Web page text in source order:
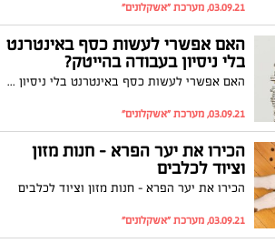
03.09.21, מערכת "אשקלונים"
האם אפשרי לעשות כסף באינטרנט
בלי ניסיון בעבודה בהייטק?
האם אפשרי לעשות כסף באינטרנט בלי ניסיון בעבודה בהייטק?
03.09.21, מערכת "אשקלונים"
הכירו את יער הפרא - חנות מזון
וציוד לכלבים
הכירו את יער הפרא - חנות מזון וציוד לכלבים
03.09.21, מערכת "אשקלונים"